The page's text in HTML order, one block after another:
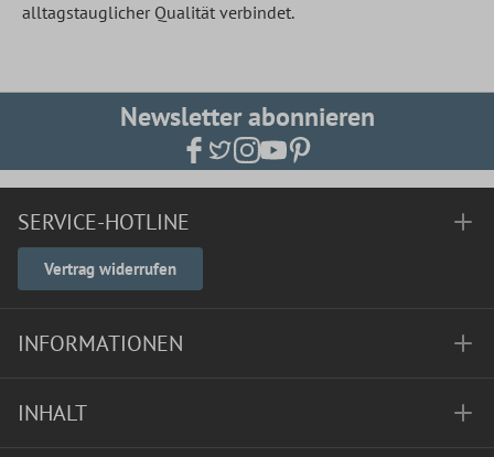
alltagstauglicher Qualität verbindet.
Newsletter abonnieren
SERVICE-HOTLINE
Vertrag widerrufen
INFORMATIONEN
INHALT